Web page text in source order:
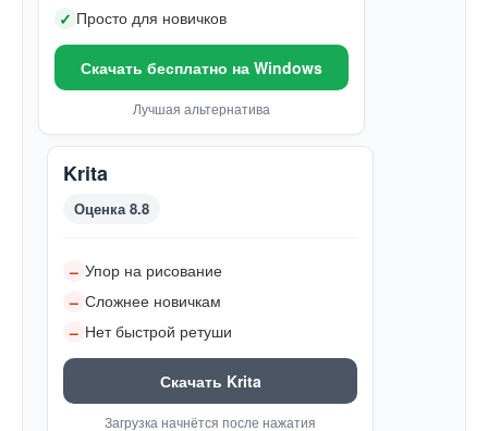
✓ Просто для новичков
Скачать бесплатно на Windows
Лучшая альтернатива
Krita
Оценка 8.8
– Упор на рисование
– Сложнее новичкам
– Нет быстрой ретуши
Скачать Krita
Загрузка начнётся после нажатия